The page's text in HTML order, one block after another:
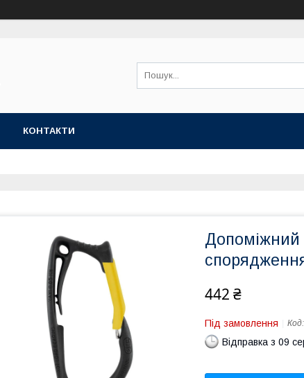
КОНТАКТИ
Допоміжний
442 ₴
Під замовлення Код:
Відправка з 09